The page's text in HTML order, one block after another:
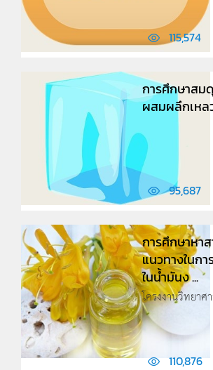
115,574
การศึกษาสม
ผสมผลึกเหล
95,687
การศึกษาหา
แนวทางในก
ในน้ำมันง ...
โครงงานวิทยาศ
110,876